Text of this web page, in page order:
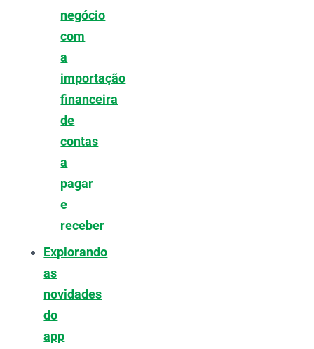
negócio
com
a
importação
financeira
de
contas
a
pagar
e
receber
Explorando
as
novidades
do
app